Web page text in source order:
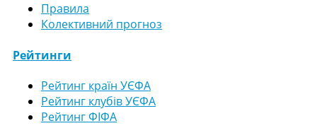
Правила
Колективний прогноз
Рейтинги
Рейтинг країн УЄФА
Рейтинг клубів УЄФА
Рейтинг ФІФА